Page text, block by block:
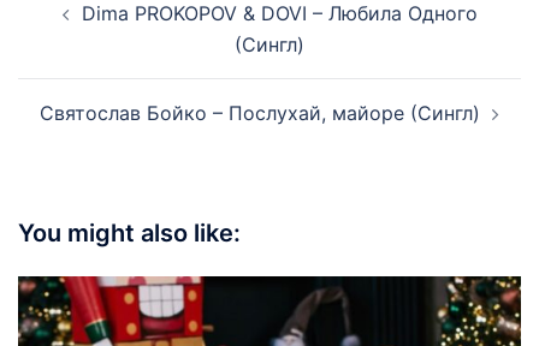
navigation
Dima PROKOPOV & DOVI – Любила Одного
(Сингл)
Святослав Бойко – Послухай, майоре (Сингл)
You might also like: